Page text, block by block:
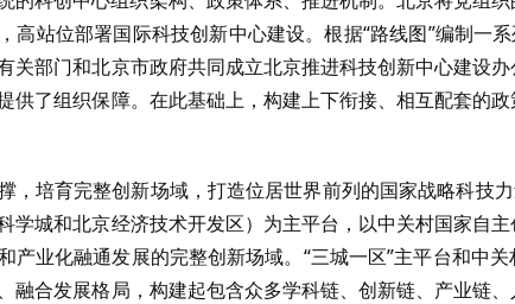
高站位部署国际科技创新中心建设。根据“路线图”编制一
关部门和北京市政府共同成立北京推进科技创新中心建设
供了组织保障。在此基础上，构建上下衔接、相互配套的
，培育完整创新场域，打造位居世界前列的国家战略科技
学城和北京经济技术开发区）为主平台，以中关村国家自
产业化融通发展的完整创新场域。“三城一区”主平台和中
融合发展格局，构建起包含众多学科链、创新链、产业链